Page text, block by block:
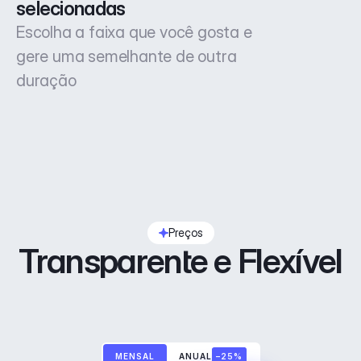
selecionadas
Escolha a faixa que você gosta e
gere uma semelhante de outra
duração
Preços
Transparente e Flexível
MENSAL ANUAL –25%